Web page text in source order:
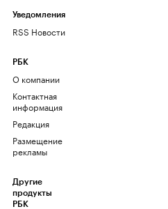
Уведомления
RSS Новости
РБК
О компании
Контактная
информация
Редакция
Размещение
рекламы
Другие
продукты
РБК